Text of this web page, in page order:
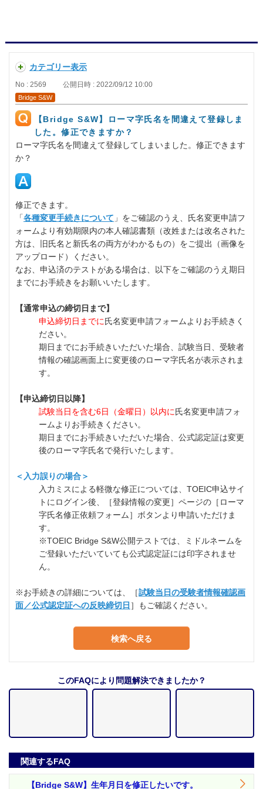
カテゴリー表示
No : 2569 公開日時 : 2022/09/12 10:00
Bridge S&W
【Bridge S&W】ローマ字氏名を間違えて登録しま
した。修正できますか？
ローマ字氏名を間違えて登録してしまいました。修正できます
か？
修正できます。
「各種変更手続きについて 」をご確認のうえ、氏名変更申請フ
ォームより有効期限内の本人確認書類（改姓または改名された
方は、旧氏名と新氏名の両方がわかるもの）をご提出（画像を
アップロード）ください。
なお、申込済のテストがある場合は、以下をご確認のうえ期日
までにお手続きをお願いいたします。
【通常申込の締切日まで】
申込締切日までに氏名変更申請フォームよりお手続きく
ださい。
期日までにお手続きいただいた場合、試験当日、受験者
情報の確認画面上に変更後のローマ字氏名が表示されま
す。
【申込締切日以降】
試験当日を含む6日（金曜日）以内に氏名変更申請フォ
ームよりお手続きください。
期日までにお手続きいただいた場合、公式認定証は変更
後のローマ字氏名で発行いたします。
＜入力誤りの場合＞
入力ミスによる軽微な修正については、TOEIC申込サイ
トにログイン後、［登録情報の変更］ページの［ローマ
字氏名修正依頼フォーム］ボタンより申請いただけま
す。
※TOEIC Bridge S&W公開テストでは、ミドルネームを
ご登録いただいていても公式認定証には印字されませ
ん。
※お手続きの詳細については、［試験当日の受験者情報確認画
面／公式認定証への反映締切日 ］もご確認ください。
検索へ戻る
このFAQにより問題解決できましたか？
関連するFAQ
【Bridge S&W】生年月日を修正したいです。